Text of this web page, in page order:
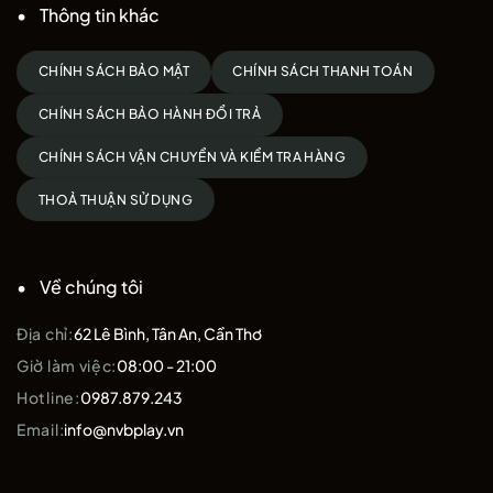
Điều chỉnh cho vừa vặn, tránh quá chặt gây khó chịu khi vận
động.
Thông tin khác
CHÍNH SÁCH BẢO MẬT CHÍNH SÁCH THANH TOÁN
CHÍNH SÁCH BẢO HÀNH ĐỔI TRẢ
CHÍNH SÁCH VẬN CHUYỂN VÀ KIỂM TRA HÀNG
THOẢ THUẬN SỬ DỤNG
Về chúng tôi
Địa chỉ:62 Lê Bình, Tân An, Cần Thơ
Giờ làm việc:08:00 - 21:00
Hotline:0987.879.243
Email:info@nvbplay.vn